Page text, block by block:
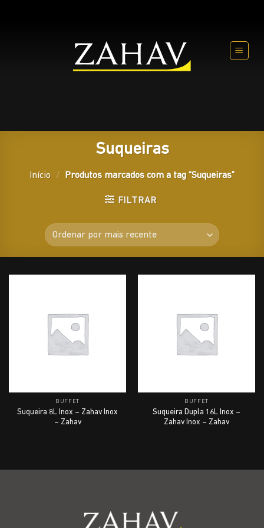
Suqueiras
Início / Produtos marcados com a tag “Suqueiras”
FILTRAR
BUFFET
Suqueira 8L Inox – Zahav Inox
– Zahav
BUFFET
Suqueira Dupla 16L Inox –
Zahav Inox – Zahav